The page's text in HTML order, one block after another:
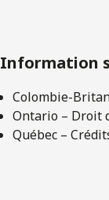
Information
Colombie-
Ontario – Droit
Québec –